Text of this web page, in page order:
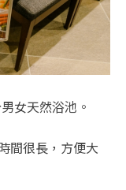
女天然浴池。
間很長，方便大